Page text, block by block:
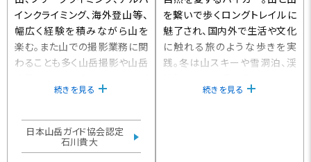
インクライミング、海外登山等、
幅広く経験を積みながら山を
楽む。また山での撮影業務に関
わることも多く山岳撮影や山岳
山を表現することにも取り組ん
プロジェクト「ヒマラヤキャンプ
2023」メンバーとして、未踏峰
続きを見る
日本山岳ガイド協会認定
石川貴大
を繋いで歩くロングトレイルに
魅了され、国内外で生活や文化
に触れる旅のような歩きを実
践。冬は山スキーや雪洞泊、渓
に活動する。続きを見る